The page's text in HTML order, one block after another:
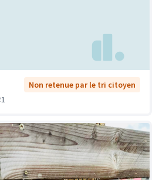
Non retenue par le tri citoyen
1